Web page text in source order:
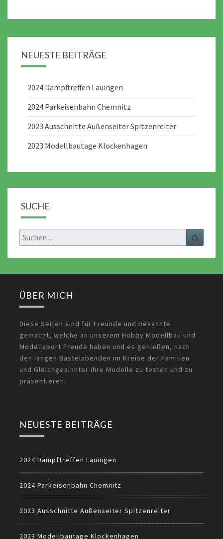
NEUESTE BEITRÄGE
2024 Dampftreffen Lauingen
2024 Parkeisenbahn Chemnitz
2023 Ausschnitte Außenseiter Spitzenreiter
2023 Modellbautage Klockenhagen
SUCHE
Search
for:
ÜBER MICH
Diese Seiten sind für Freunde und Bekannte
gemacht, welche an unserem Hobby Modellbau und
Modellsport Freude haben und es genießen, nach
den langen Bastelabenden im Kreise der Familien
und Gleichgesinnter ihre Modelle zu testen und zu
präsentieren.
NEUESTE BEITRÄGE
2024 Dampftreffen Lauingen
2024 Parkeisenbahn Chemnitz
2023 Ausschnitte Außenseiter Spitzenreiter
2023 Modellbautage Klockenhagen